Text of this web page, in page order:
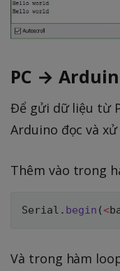
PC →
Để gửi dữ liệu từ
Arduino đọc và
Thêm vào trong
Serial . begin (<
Và trong hàm